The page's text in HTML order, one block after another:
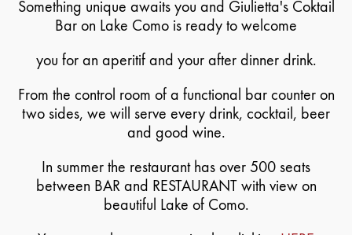
Something unique awaits you and Giulietta's Coktail
Bar on Lake Como is ready to welcome
you for an aperitif and your after dinner drink.
From the control room of a functional bar counter on
two sides, we will serve every drink, cocktail, beer
and good wine.
In summer the restaurant has over 500 seats
between BAR and RESTAURANT with view on
beautiful Lake of Como.